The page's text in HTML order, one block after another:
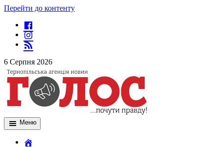
Перейти до контенту
6 Серпня 2026
Меню